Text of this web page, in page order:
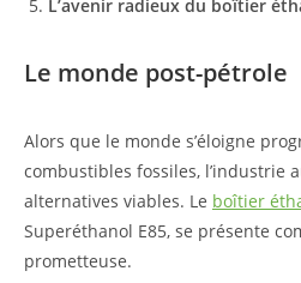
L’avenir radieux du boîtier
Le monde post-pétrole
Alors que le monde s’éloigne
combustibles fossiles, l’industrie
alternatives viables. Le boîtier
Superéthanol E85, se présente
prometteuse.